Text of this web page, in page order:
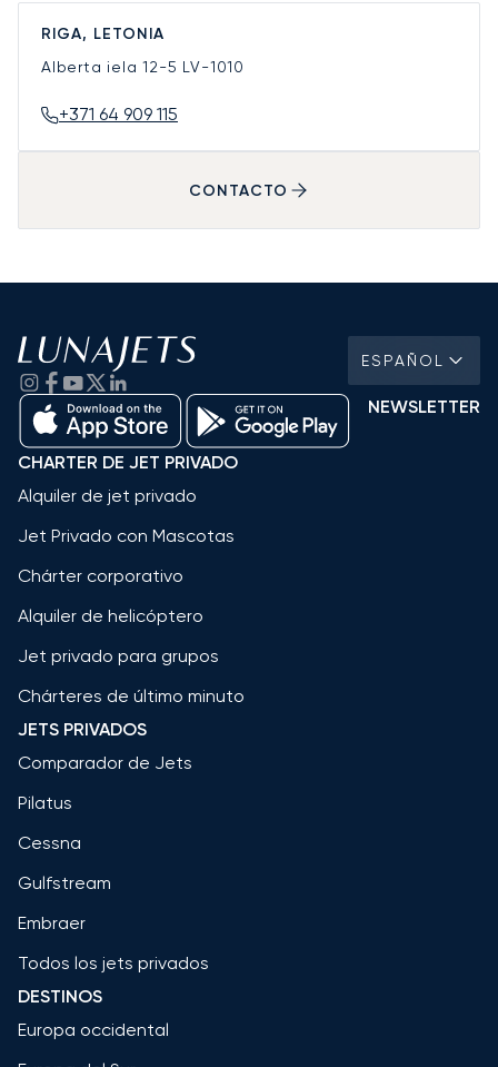
RIGA, LETONIA
Alberta iela 12-5 LV-1010
+371 64 909 115
CONTACTO
ESPAÑOL
NEWSLETTER
CHARTER DE JET PRIVADO
Alquiler de jet privado
Jet Privado con Mascotas
Chárter corporativo
Alquiler de helicóptero
Jet privado para grupos
Chárteres de último minuto
JETS PRIVADOS
Comparador de Jets
Pilatus
Cessna
Gulfstream
Embraer
Todos los jets privados
DESTINOS
Europa occidental